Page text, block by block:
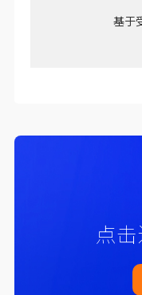
基于
点